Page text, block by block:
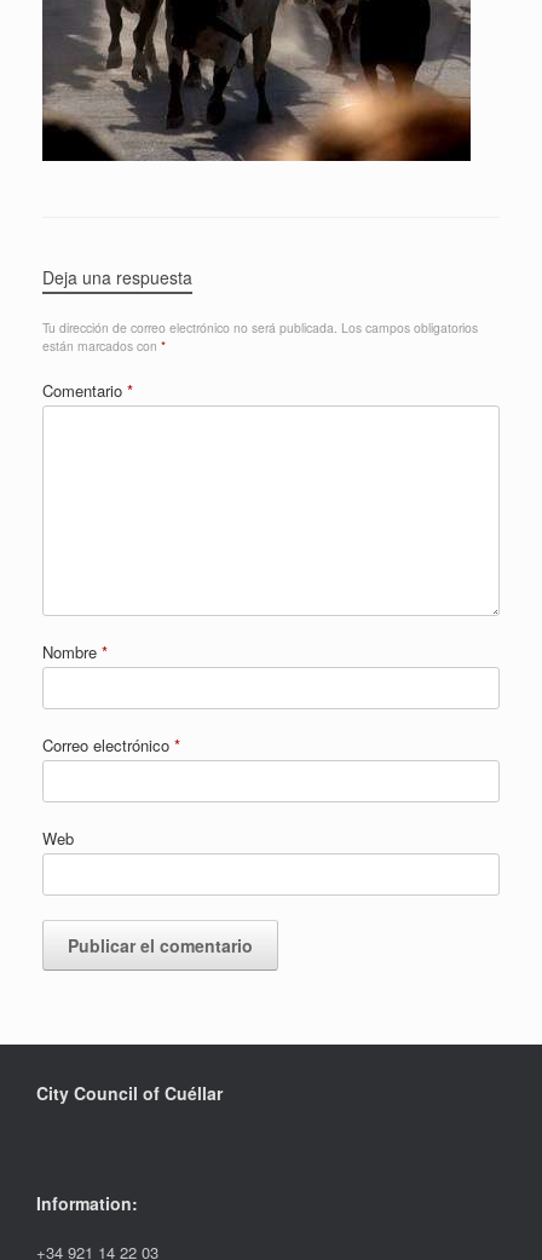
Deja una respuesta
Tu dirección de correo electrónico no será publicada. Los campos obligatorios
están marcados con *
Comentario *
Nombre *
Correo electrónico *
Web
City Council of Cuéllar
Information:
+34 921 14 22 03